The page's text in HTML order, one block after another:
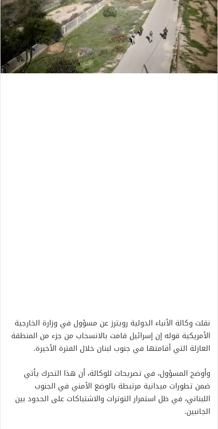
نقلت وكالة الأنباء الدولية رويترز عن مسؤول في وزارة الخارجية
الأمريكية قوله إن إسرائيل قامت بالانسحاب من جزء من المنطقة
العازلة التي أقامتها في جنوب لبنان خلال الفترة الأخيرة.
وأوضح المسؤول، في تصريحات للوكالة، أن هذا التحرك يأتي
ضمن تطورات ميدانية مرتبطة بالوضع الأمني في الجنوب
اللبناني، في ظل استمرار التوترات والاشتباكات على الحدود بين
الجانبين.